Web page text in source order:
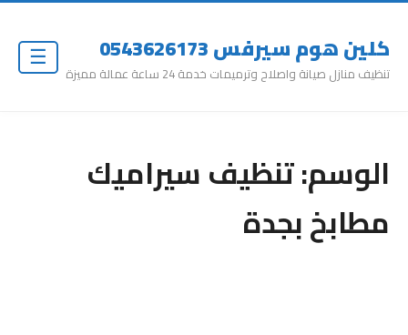
كلين هوم سيرفس 0543626173
تنظيف منازل صيانة واصلاح وترميمات خدمة 24 ساعة عمالة مميزة
الوسم:تنظيف سيراميك
مطابخ بجدة